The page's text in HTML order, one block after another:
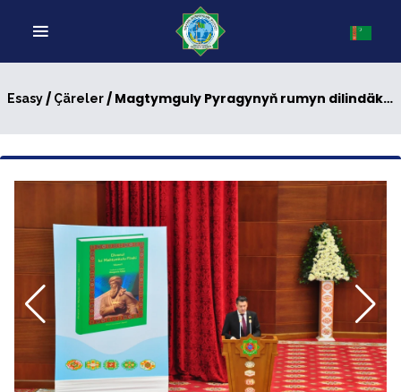
Esasy/ Çäreler/ Magtymguly Pyragynyň rumyn dilindäki neşiri